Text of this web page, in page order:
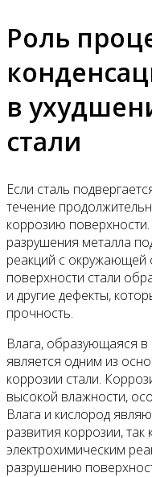
Роль
в
стали
Если сталь
течение
коррозию
разрушения металла
реакций с окружающей
поверхности стали
и другие дефекты,
прочность.
Влага, образующаяся в
является одним из
коррозии стали.
высокой влажности,
Влага и кислород
развития коррозии,
электрохимическим
разрушению